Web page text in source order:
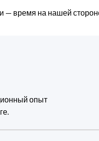
— время на нашей
опыт